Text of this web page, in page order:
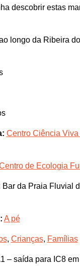
descobrir estas
longo da Ribeira
Centro Ciência
de Ecologia
Bar da Praia Fluvial
A pé
, Crianças, Famílias
– saída para IC8